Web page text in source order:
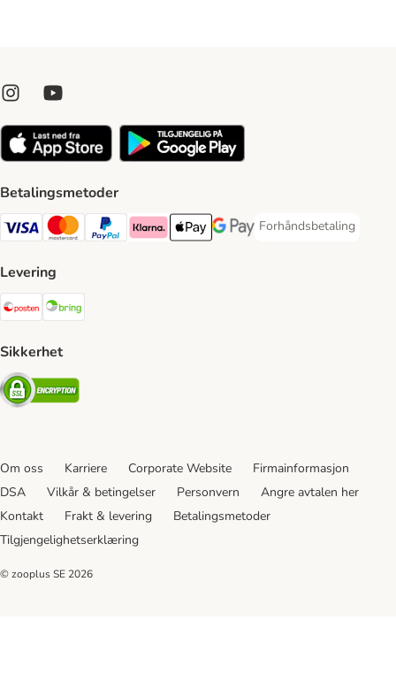
Betalingsmetoder
Visa Payment Method
Mastercard Payment Method
PayPal Payment Method
Klarna Payment Method
Apple Pay Payment Method
Google Pay Payment Method
Forhåndsbetaling
Forhåndsbetaling
Levering
Posten Shipping Method
Sikkerhet
Security
Om oss Karriere Corporate Website
Firmainformasjon
DSA
Vilkår & betingelser Personvern
Angre avtalen her
Kontakt
Frakt & levering
Betalingsmetoder
Tilgjengelighetserklæring
© zooplus SE 2026